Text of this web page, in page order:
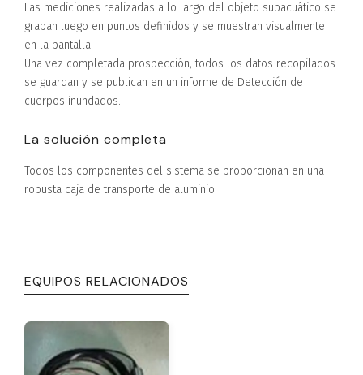
Las mediciones realizadas a lo largo del objeto subacuático se
graban luego en puntos definidos y se muestran visualmente
en la pantalla.
Una vez completada prospección, todos los datos recopilados
se guardan y se publican en un informe de Detección de
cuerpos inundados.
La solución completa
Todos los componentes del sistema se proporcionan en una
robusta caja de transporte de aluminio.
EQUIPOS RELACIONADOS